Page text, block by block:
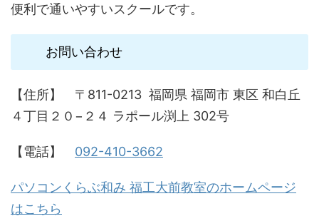
便利で通いやすいスクールです。
お問い合わせ
【住所】 〒811-0213 福岡県 福岡市 東区 和白丘
４丁目２０−２４ ラポール渕上 302号
【電話】 092-410-3662
パソコンくらぶ和み 福工大前教室のホームページ
はこちら